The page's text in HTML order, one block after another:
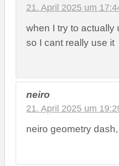
21. April 2025 um
when I try to actually
so I cant really use it
neiro
21. April 2025 um
neiro geometry dash,